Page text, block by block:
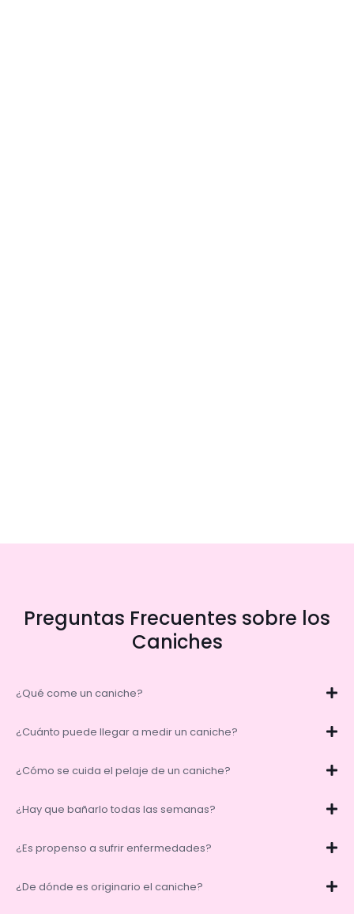
Preguntas Frecuentes sobre los
Caniches
¿Qué come un caniche?
¿Cuánto puede llegar a medir un caniche?
¿Cómo se cuida el pelaje de un caniche?
¿Hay que bañarlo todas las semanas?
¿Es propenso a sufrir enfermedades?
¿De dónde es originario el caniche?